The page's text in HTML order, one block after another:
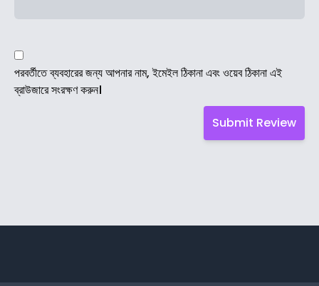
পরবর্তীতে ব্যবহারের জন্য আপনার নাম, ইমেইল ঠিকানা এবং ওয়েব ঠিকানা এই
ব্রাউজারে সংরক্ষণ করুন।